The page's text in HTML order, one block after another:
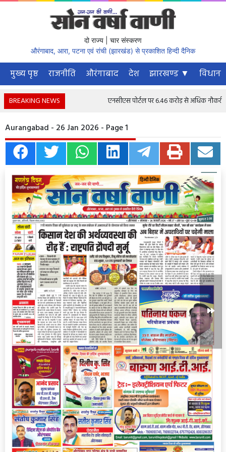
दो राज्य | चार संस्करण
औरंगाबाद, आरा, पटना एवं रांची (झारखंड) से प्रकाशित हिन्दी दैनिक
मुख्य पृष्ठ राजनीति औरंगाबाद देश झारखण्ड ▼
BREAKING NEWS एनसीएस पोर्टल पर 6.46 करोड़ से अधिक नौकरी
Aurangabad - 26 Jan 2026 - Page 1